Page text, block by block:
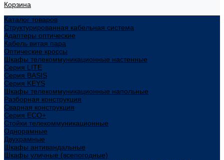
Корзина
Каталог товаров
Структурированная кабельная система
Адаптеры оптические
Кабель витая пара
Оптические кроссы
Шкафы телекоммуникационные настенные
Cерия LITE
Cерия BASIS
Cерия KEYS
Шкафы телекоммуникационные напольные
Разборная конструкция
Сварная конструкция
Серия ECO+
Стойки телекоммуникационные
Однорамные
Двухрамные
Шкафы антивандальные
Шкафы уличные (всепогодные)